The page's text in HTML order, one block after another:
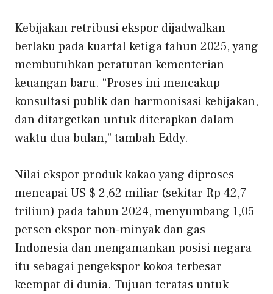
Kebijakan retribusi ekspor dijadwalkan
berlaku pada kuartal ketiga tahun 2025, yang
membutuhkan peraturan kementerian
keuangan baru. “Proses ini mencakup
konsultasi publik dan harmonisasi kebijakan,
dan ditargetkan untuk diterapkan dalam
waktu dua bulan,” tambah Eddy.
Nilai ekspor produk kakao yang diproses
mencapai US $ 2,62 miliar (sekitar Rp 42,7
triliun) pada tahun 2024, menyumbang 1,05
persen ekspor non-minyak dan gas
Indonesia dan mengamankan posisi negara
itu sebagai pengekspor kokoa terbesar
keempat di dunia. Tujuan teratas untuk